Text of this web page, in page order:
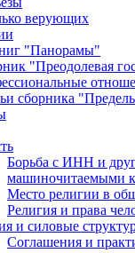
верующих
"Панорамы"
"Преодолевая
сборника
Борьба с ИНН и
машиночитаемыми
Место религии в
Религия и права
и силовые
Соглашения и